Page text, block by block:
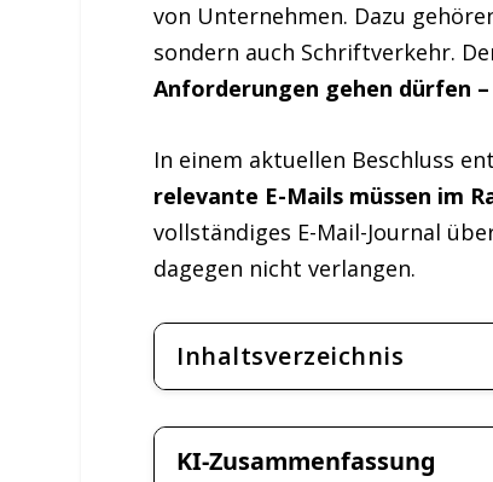
von Unternehmen. Dazu
sondern auch Schriftverkehr.
Anforderungen gehen dürfen
In einem aktuellen Beschluss
relevante E-Mails müssen im
vollständiges E-Mail-Journal
dagegen nicht verlangen.
Inhaltsverzeichnis
KI-Zusammenfassung